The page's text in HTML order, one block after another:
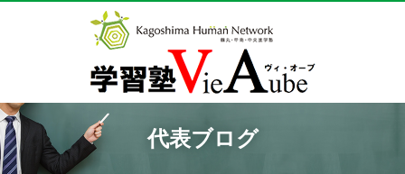
代表ブログ